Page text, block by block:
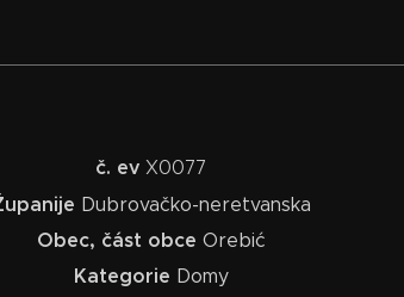
č. ev X0077
Dubrovačko-neretvanska
Obec, část obce Orebić
Kategorie Domy